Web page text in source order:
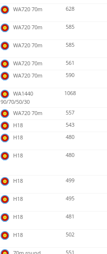
WA720 70m 628
WA720 70m 585
WA720 70m 585
WA720 70m
561
WA720 70m 590
WA1440
90/70/50/30
1068
WA720 70m
557
H18
543
H18 480
H18 480
H18 499
H18 495
H18 481
H18 502
551